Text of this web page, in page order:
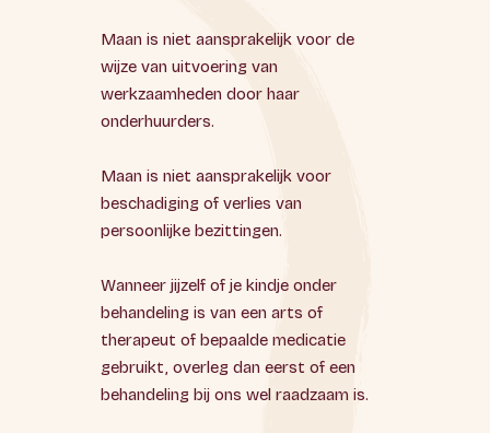
Maan is niet aansprakelijk voor de
wijze van uitvoering van
werkzaamheden door haar
onderhuurders.
Maan is niet aansprakelijk voor
beschadiging of verlies van
persoonlijke bezittingen.
Wanneer jijzelf of je kindje onder
behandeling is van een arts of
therapeut of bepaalde medicatie
gebruikt, overleg dan eerst of een
behandeling bij ons wel raadzaam is.